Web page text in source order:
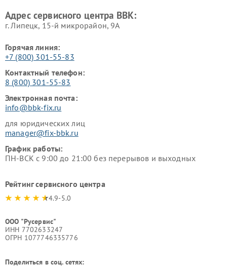
Адрес сервисного центра BBK:
г. Липецк, 15-й микрорайон, 9А
Горячая линия:
+7 (800) 301-55-83
Контактный телефон:
8 (800) 301-55-83
Электронная почта:
info@bbk-fix.ru
для юридических лиц
manager@fix-bbk.ru
График работы:
ПН-ВСК с 9:00 до 21:00 без перерывов и выходных
Рейтинг сервисного центра
4.9-5.0
ООО "Русервис"
ИНН 7702633247
ОГРН 1077746335776
Поделиться в соц. сетях: